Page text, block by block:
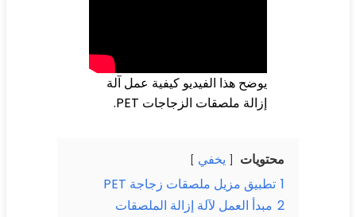
يوضح هذا الفيديو كيفية عمل آلة
إزالة ملصقات الزجاجات PET.
يخفي
تطبيق مزيل ملصقات زجاجة PET
مبدأ العمل لآلة إزالة الملصقات